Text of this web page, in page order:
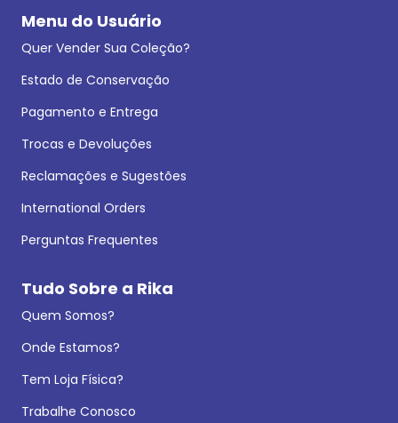
Menu do Usuário
Quer Vender Sua Coleção?
Estado de Conservação
Pagamento e Entrega
Trocas e Devoluções
Reclamações e Sugestões
International Orders
Perguntas Frequentes
Tudo Sobre a Rika
Quem Somos?
Onde Estamos?
Tem Loja Física?
Trabalhe Conosco